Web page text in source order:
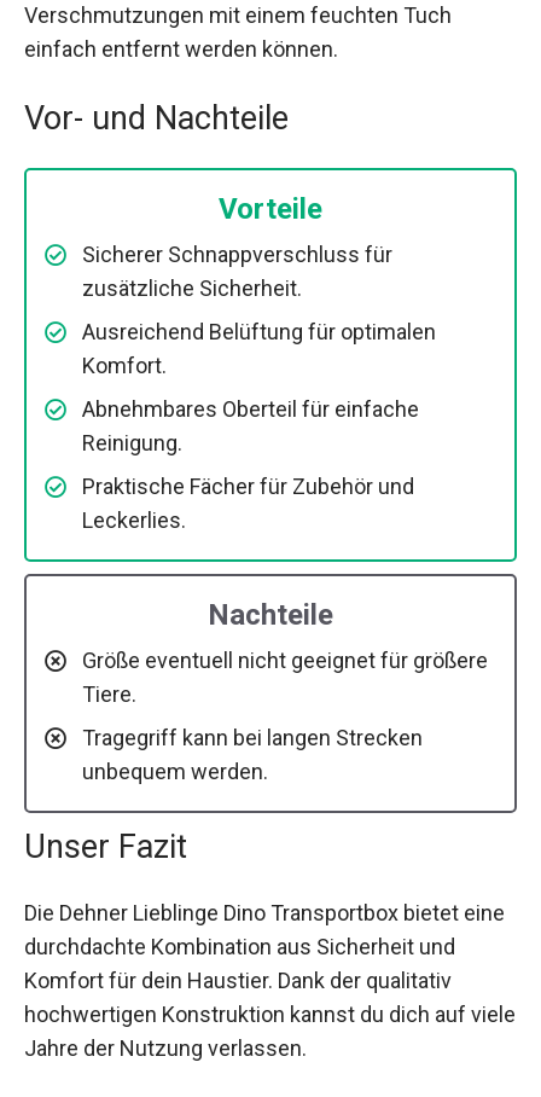
Verschmutzungen mit einem feuchten Tuch
einfach entfernt werden können.
Vor- und Nachteile
Vorteile
Sicherer Schnappverschluss für
zusätzliche Sicherheit.
Ausreichend Belüftung für optimalen
Komfort.
Abnehmbares Oberteil für einfache
Reinigung.
Praktische Fächer für Zubehör und
Leckerlies.
Nachteile
Größe eventuell nicht geeignet für größere
Tiere.
Tragegriff kann bei langen Strecken
unbequem werden.
Unser Fazit
Die Dehner Lieblinge Dino Transportbox bietet eine
durchdachte Kombination aus Sicherheit und
Komfort für dein Haustier. Dank der qualitativ
hochwertigen Konstruktion kannst du dich auf viele
Jahre der Nutzung verlassen.